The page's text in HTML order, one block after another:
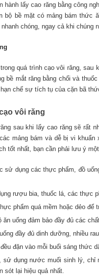
hành lấy cao răng bằng công
bộ bề mặt có mảng bám thức
chóng, ngay cả khi chúng
quá trình cạo vôi răng, sau
bề mắt răng bằng chổi và
chế sự tích tụ của cặn bã
vôi răng
sau khi lấy cao răng sẽ rất
mảng bám và dễ bị vi khuẩn
tốt nhất, bạn cần phải lưu ý
sử dụng các thực phẩm, đồ
rượu bia, thuốc lá, các thực
phẩm quá mềm hoặc dẻo để
ăn uống đảm bảo đầy đủ các
đầy đủ dinh dưỡng, nhiều
đặn vào mỗi buổi sáng thức
sử dụng nước muối sinh lý,
sót lại hiệu quả nhất.